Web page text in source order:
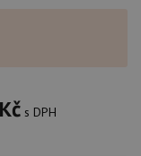
Kč s DPH